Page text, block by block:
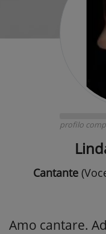
profilo
Cantante
Amo cantare.